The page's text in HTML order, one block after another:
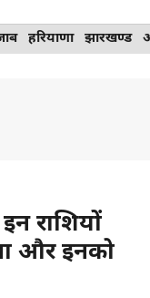
हरियाणा झारखण्ड
राशियों
और इनको